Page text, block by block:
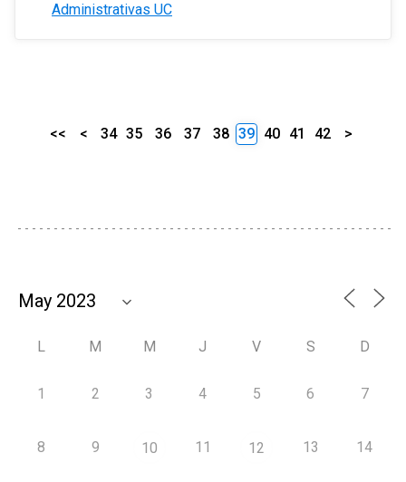
Administrativas UC
<< < 34 35 36 37 38 39 40 41 42 >
L M M J V S D
1 2 3 4 5 6 7
8 9 10 11 12 13 14